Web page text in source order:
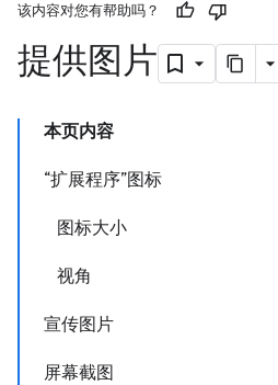
该内容对您有帮助吗？
提供图片
本页内容
“扩展程序”图标
图标大小
视角
宣传图片
屏幕截图